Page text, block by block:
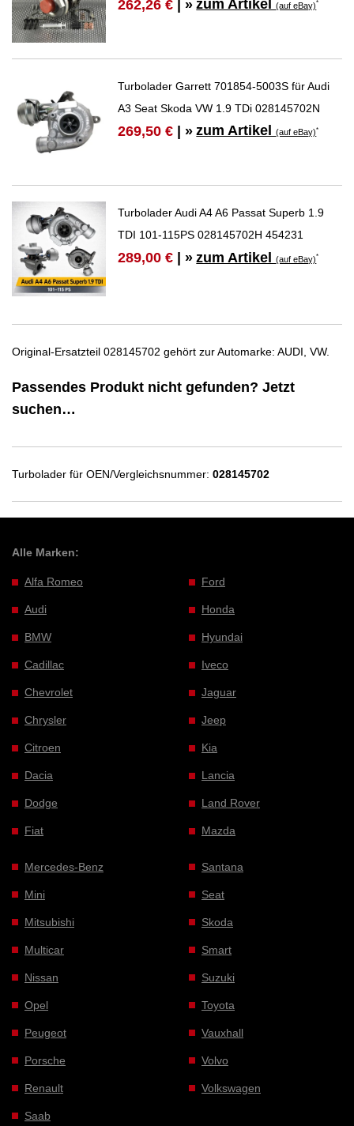
262,26 € | » zum Artikel(auf eBay)*
Turbolader Garrett 701854-5003S für Audi
A3 Seat Skoda VW 1.9 TDi 028145702N
269,50 € | » zum Artikel(auf eBay)*
Turbolader Audi A4 A6 Passat Superb 1.9
TDI 101-115PS 028145702H 454231
289,00 € | » zum Artikel(auf eBay)*
Original-Ersatzteil 028145702 gehört zur Automarke: AUDI, VW.
Passendes Produkt nicht gefunden? Jetzt
suchen…
Turbolader für OEN/Vergleichsnummer: 028145702
Alle Marken:
Alfa Romeo
Audi
BMW
Cadillac
Chevrolet
Chrysler
Citroen
Dacia
Dodge
Fiat
Ford
Honda
Hyundai
Iveco
Jaguar
Jeep
Kia
Lancia
Land Rover
Mazda
Mercedes-Benz
Mini
Mitsubishi
Multicar
Nissan
Opel
Peugeot
Porsche
Renault
Saab
Santana
Seat
Skoda
Smart
Suzuki
Toyota
Vauxhall
Volvo
Volkswagen